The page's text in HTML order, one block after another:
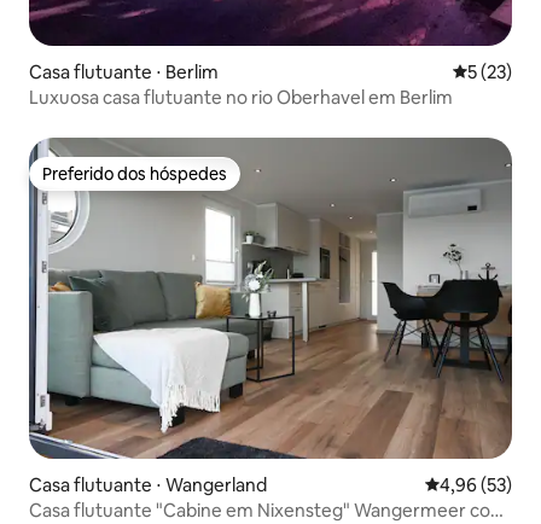
Casa flutuante ⋅ Berlim 5 de uma
5 (23)
Luxuosa casa flutuante no rio Oberhavel em Berlim
Preferido dos hóspedes
Preferido dos hóspedes
Casa flutuante ⋅ Wangerland 4,96 de uma
4,96 (53)
Casa flutuante "Cabine em Nixensteg" Wangermeer com